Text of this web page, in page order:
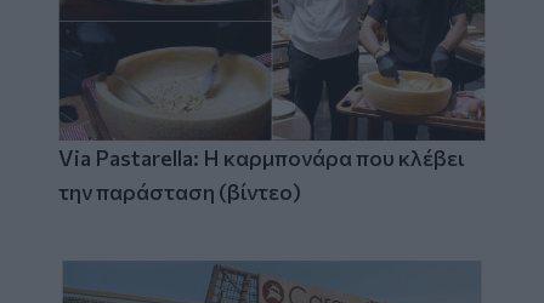
Via Pastarella: Η καρμπονάρα που κλέβει
την παράσταση (βίντεο)